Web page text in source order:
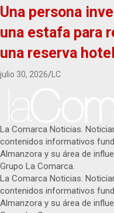
Una persona
una estafa para
una reserva
julio 30, 2026 LC
La Comarca Noticias.
contenidos informativos
Almanzora y su área de
Grupo La Comarca.
La Comarca Noticias.
contenidos informativos
Almanzora y su área de